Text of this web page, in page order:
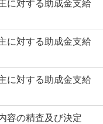
に対する助成金支給
に対する助成金支給
に対する助成金支給
容の精査及び決定